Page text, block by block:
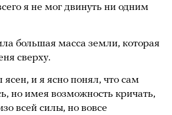
я не мог двинуть ни одним
большая масса земли, которая
сверху.
ясен, и я ясно понял, что сам
но имея возможность кричать,
всей силы, но вовсе